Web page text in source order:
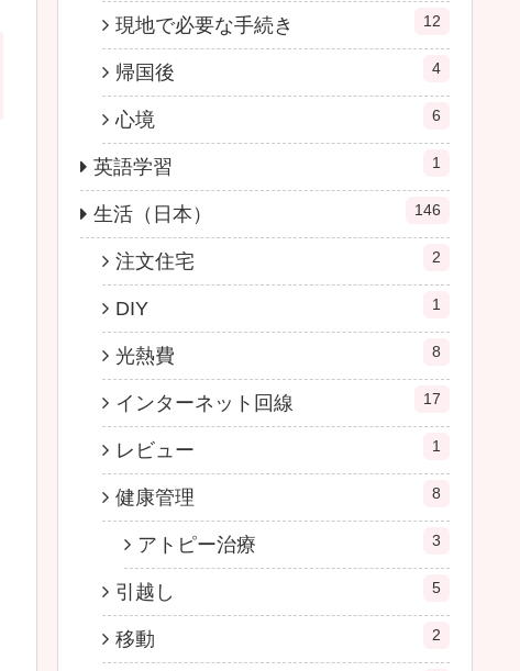
現地で必要な手続き 12
帰国後 4
心境 6
英語学習 1
生活（日本） 146
注文住宅 2
DIY 1
光熱費 8
インターネット回線 17
レビュー 1
健康管理 8
アトピー治療 3
引越し 5
移動 2